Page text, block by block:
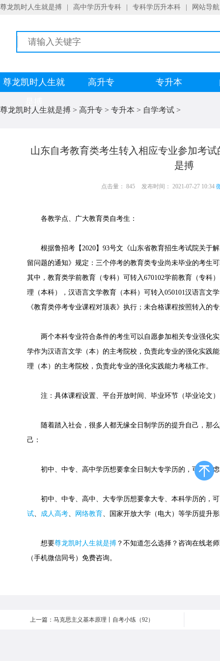
尊龙凯时人生就是搏 高中学历升专科 专科学历升本科 网站导航
尊龙凯时人生就
高升专 专升本
尊龙凯时人生就是搏 > 高升专 > 专升本 > 自学考试 >
山东自考教育类考生转入相应专业参加考
是搏
点击量： 845 发布时间： 2021-07-27 10:34
各教学点、广大教育类自考生：
根据鲁招考【2020】93号文《山东省教育招生考试院关于
留问题的通知》规定：三个停考的教育类专业尚未毕业的考生
其中，教育类学前教育（专科）可转入670102学前教育（专科
理（本科），汉语言文学教育（本科）可转入050101汉语言文
《教育类停考专业课程对顶表》执行；未合格课程按照转入的
两个本科专业符合条件的考生可以自愿参加相关专业强化实
学作为汉语言文学（本）的主考院校，负责此专业的强化实践
理（本）的主考院校，负责此专业的强化实践能力考核工作。
注：具体课程设置、平台开放时间、毕业环节（毕业论文）
随着踏入社会，很多人都无缘全日制学历的提升自己，那么
己：
初中、中专、高中学历想要拿全日制大专学历的，可以考虑
初中、中专、高中、大专学历想要拿大专、本科学历的，可
试、 成人高考、 网络教育、国家开放大学（电大）等学历提升
想要尊龙凯时人生就是搏 ？不知道怎么选择？咨询在线老
（手机微信同号）免费咨询。
上一篇：马克思主义基本原理丨自考小练（92）